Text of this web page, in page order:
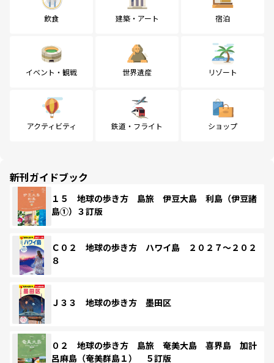
飲食 建築・アート 宿泊
イベント・観戦 世界遺産 リゾート
アクティビティ 鉄道・フライト ショップ
新刊ガイドブック
１５ 地球の歩き方 島旅 伊豆大島 利島（伊豆諸
島①）３訂版
Ｃ０２ 地球の歩き方 ハワイ島 ２０２７～２０２
８
Ｊ３３ 地球の歩き方 墨田区
０２ 地球の歩き方 島旅 奄美大島 喜界島 加計
呂麻島（奄美群島１） ５訂版